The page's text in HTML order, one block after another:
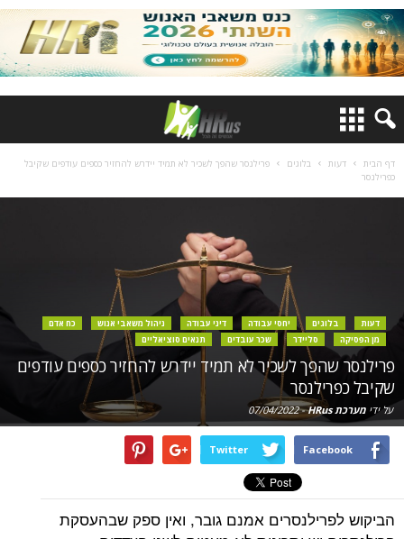
דף הבית דעות בלוגים
פרילנסר שהפך לשכיר לא תמיד יידרש להחזיר כספים עודפים שקיבל
כפרילנסר
דעות בלוגים יחסי עבודה דיני עבודה ניהול משאבי אנוש
כח אדם
מן הפסיקה
סליידר שכר עובדים תנאים סוציאליים
פרילנסר שהפך לשכיר לא תמיד יידרש להחזיר כספים עודפים
שקיבל כפרילנסר
על ידי מערכת HRus -
07/04/2022
Facebook
Twitter
הביקוש לפרילנסרים אמנם גובר, ואין ספק שבהעסקת